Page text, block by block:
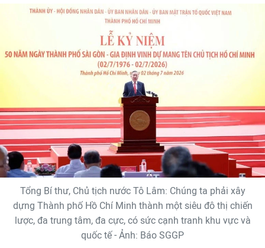
Tổng Bí thư, Chủ tịch nước Tô Lâm: Chúng ta phải xây
dựng Thành phố Hồ Chí Minh thành một siêu đô thị chiến
lược, đa trung tâm, đa cực, có sức cạnh tranh khu vực và
quốc tế - Ảnh: Báo SGGP